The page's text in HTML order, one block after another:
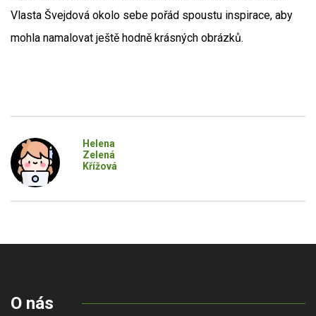
Vlasta Švejdová okolo sebe pořád spoustu inspirace, aby
mohla namalovat ještě hodně krásných obrázků.
Helena
Zelená
Křížová
O nás